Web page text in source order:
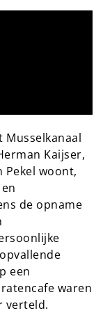
Musselkanaal
Kaijser,
Pekel woont,
de opname
een
waren
verteld.